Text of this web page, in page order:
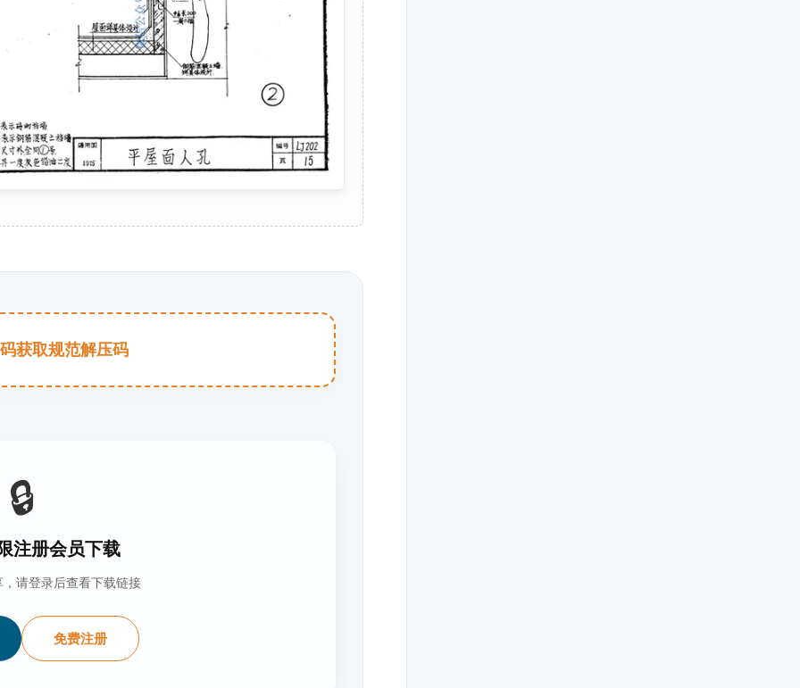
获取规范解压码
🔒
注册会员下载
请登录后查看下载链接
免费注册